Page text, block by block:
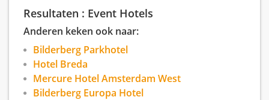
Event Hotels managed meer dan vijftig hotels in
Nederland, Duitsland, Italië en Oostenrijk.
Doordat veel hotels in bekende toeristische
steden liggen zijn de hotels naast de zakelijke
markt en de congresmarkt ook uitermate
geschikt voor een vakantie of een weekendje
weg.
Resultaten : Event Hotels
Anderen keken ook naar:
Bilderberg Parkhotel
Hotel Breda
Mercure Hotel Amsterdam West
Bilderberg Europa Hotel